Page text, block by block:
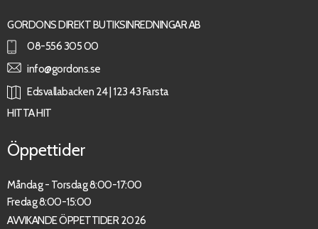
GORDONS DIREKT BUTIKSINREDNINGAR AB
08-556 305 00
info@gordons.se
Edsvallabacken 24 | 123 43 Farsta
HITTA HIT
Öppettider
Måndag - Torsdag 8:00-17:00
Fredag 8:00-15:00
AVVIKANDE ÖPPETTIDER 2026